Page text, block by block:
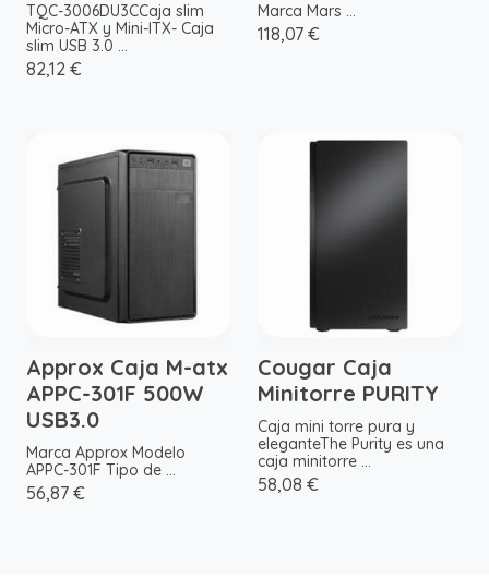
TQC-3006DU3CCaja slim
Micro-ATX y Mini-ITX- Caja
slim USB 3.0 ...
82,12 €
Marca Mars ...
118,07 €
Approx Caja M-atx
APPC-301F 500W
USB3.0
Marca Approx Modelo
APPC-301F Tipo de ...
56,87 €
Cougar Caja
Minitorre PURITY
Caja mini torre pura y
eleganteThe Purity es una
caja minitorre ...
58,08 €